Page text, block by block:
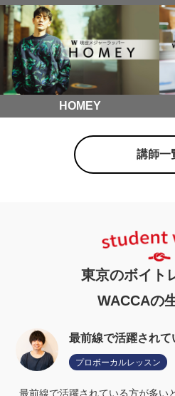
HOMEY
講師一
東京のボイト
WACCAの
最前線で活躍されて
プロボーカルレッスン
最前線で活躍されている方が多い